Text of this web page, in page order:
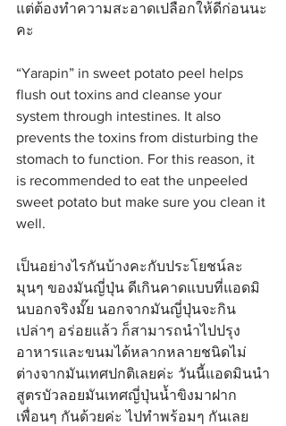
แต่ต้องทำความสะอาดเปลือกให้ดีก่อนนะ
คะ
“Yarapin” in sweet potato peel helps
flush out toxins and cleanse your
system through intestines. It also
prevents the toxins from disturbing the
stomach to function. For this reason, it
is recommended to eat the unpeeled
sweet potato but make sure you clean it
well.
เป็นอย่างไรกันบ้างคะกับประโยชน์ละ
มุนๆ ของมันญี่ปุ่น ดีเกินคาดแบบที่แอดมิ
นบอกจริงมั๊ย นอกจากมันญี่ปุ่นจะกิน
เปล่าๆ อร่อยแล้ว ก็สามารถนำไปปรุง
อาหารและขนมได้หลากหลายชนิดไม่
ต่างจากมันเทศปกติเลยค่ะ วันนี้แอดมินนำ
สูตรบัวลอยมันเทศญี่ปุ่นน้ำขิงมาฝาก
เพื่อนๆ กันด้วยค่ะ ไปทำพร้อมๆ กันเลย